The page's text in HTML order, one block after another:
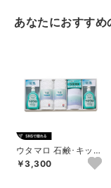
あなたにおすすめ
ウタマロ 石鹸･キッチ
ン洗剤ギフト D
￥3,300